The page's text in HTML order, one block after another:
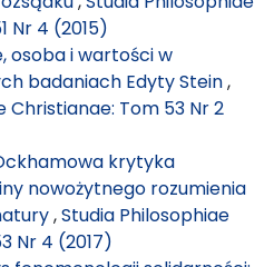
Nr 4 (2015)
osoba i wartości w
badaniach Edyty Stein,
Christianae: Tom 53 Nr 2
krytyka
nowożytnego rozumienia
,Studia Philosophiae
Nr 4 (2017)